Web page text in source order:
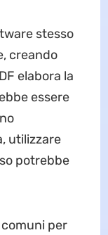
stesso
creando
elabora la
essere
utilizzare
potrebbe
per